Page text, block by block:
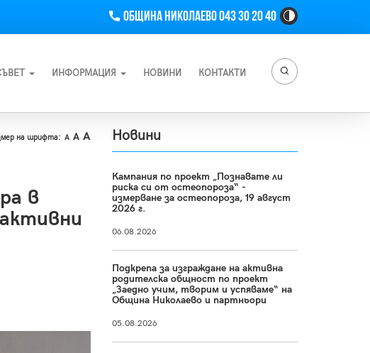
Телефон
Община Николаево 043 30 20 40
High
Contrast
Button
ИНФОРМАЦИЯ НОВИНИ КОНТАКТИ
на шрифта: A A A
в
Новини
Кампания по проект „Познавате ли
риска си от остеопороза“ -
измерване за остеопороза, 19 август
2026 г.
06.08.2026
Подкрепа за изграждане на активна
родителска общност по проект
„Заедно учим, творим и успяваме“ на
Община Николаево и партньори
05.08.2026